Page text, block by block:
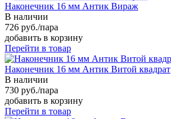
Наконечник 16 мм Антик Вираж
В наличии
726 руб./пара
добавить в корзину
Перейти в товар
Наконечник 16 мм Антик Витой квадрат
В наличии
730 руб./пара
добавить в корзину
Перейти в товар